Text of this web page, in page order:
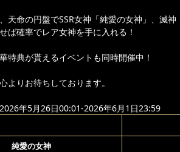
天命の円盤でSSR女神「純愛の女神」、滅神
ば確率でレア女神を手に入れる！
特典が貰えるイベントも同時開催中！
よりお待ちしております。
年5月26日00:01-2026年6月1日23:59
純愛の女神